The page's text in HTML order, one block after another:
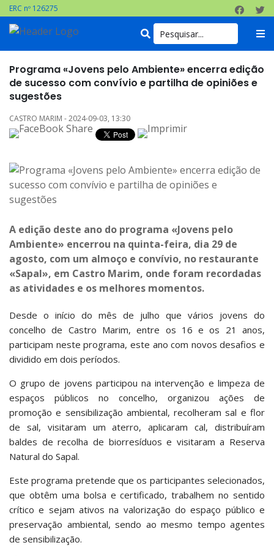
ERC nº 126275
Programa «Jovens pelo Ambiente» encerra edição
de sucesso com convívio e partilha de opiniões e
sugestões
CASTRO MARIM - 2024-09-03, 13:30
A edição deste ano do programa «Jovens pelo
Ambiente» encerrou na quinta-feira, dia 29 de
agosto, com um almoço e convívio, no restaurante
«Sapal», em Castro Marim, onde foram recordadas
as atividades e os melhores momentos.
Desde o início do mês de julho que vários jovens do
concelho de Castro Marim, entre os 16 e os 21 anos,
participam neste programa, este ano com novos desafios e
dividido em dois períodos.
O grupo de jovens participou na intervenção e limpeza de
espaços públicos no concelho, organizou ações de
promoção e sensibilização ambiental, recolheram sal e flor
de sal, visitaram um aterro, aplicaram cal, distribuíram
baldes de recolha de biorresíduos e visitaram a Reserva
Natural do Sapal.
Este programa pretende que os participantes selecionados,
que obtêm uma bolsa e certificado, trabalhem no sentido
crítico e sejam ativos na valorização do espaço público e
preservação ambiental, sendo ao mesmo tempo agentes
de sensibilização.